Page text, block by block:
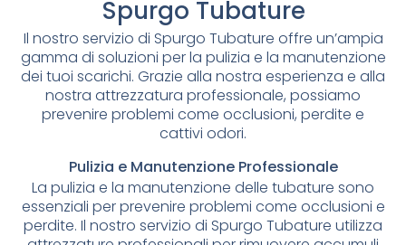
Spurgo Tubature
Il nostro servizio di Spurgo Tubature offre un’ampia
gamma di soluzioni per la pulizia e la manutenzione
dei tuoi scarichi. Grazie alla nostra esperienza e alla
nostra attrezzatura professionale, possiamo
prevenire problemi come occlusioni, perdite e
cattivi odori.
Pulizia e Manutenzione Professionale
La pulizia e la manutenzione delle tubature sono
essenziali per prevenire problemi come occlusioni e
perdite. Il nostro servizio di Spurgo Tubature utilizza